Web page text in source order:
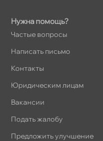
Нужна помощь?
Частые вопросы
Написать письмо
Контакты
Юридическим лицам
акансии
Подать жалобу
Предложить улучшение